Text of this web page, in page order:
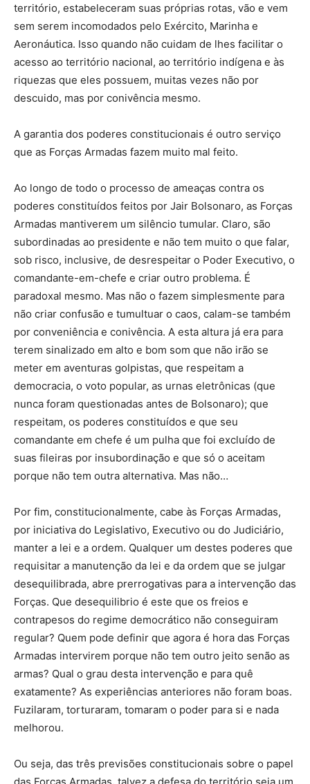
território, estabeleceram suas próprias rotas, vão e vem
sem serem incomodados pelo Exército, Marinha e
Aeronáutica. Isso quando não cuidam de lhes facilitar o
acesso ao território nacional, ao território indígena e às
riquezas que eles possuem, muitas vezes não por
descuido, mas por conivência mesmo.
A garantia dos poderes constitucionais é outro serviço
que as Forças Armadas fazem muito mal feito.
Ao longo de todo o processo de ameaças contra os
poderes constituídos feitos por Jair Bolsonaro, as Forças
Armadas mantiverem um silêncio tumular. Claro, são
subordinadas ao presidente e não tem muito o que falar,
sob risco, inclusive, de desrespeitar o Poder Executivo, o
comandante-em-chefe e criar outro problema. É
paradoxal mesmo. Mas não o fazem simplesmente para
não criar confusão e tumultuar o caos, calam-se também
por conveniência e conivência. A esta altura já era para
terem sinalizado em alto e bom som que não irão se
meter em aventuras golpistas, que respeitam a
democracia, o voto popular, as urnas eletrônicas (que
nunca foram questionadas antes de Bolsonaro); que
respeitam, os poderes constituídos e que seu
comandante em chefe é um pulha que foi excluído de
suas fileiras por insubordinação e que só o aceitam
porque não tem outra alternativa. Mas não…
Por fim, constitucionalmente, cabe às Forças Armadas,
por iniciativa do Legislativo, Executivo ou do Judiciário,
manter a lei e a ordem. Qualquer um destes poderes que
requisitar a manutenção da lei e da ordem que se julgar
desequilibrada, abre prerrogativas para a intervenção das
Forças. Que desequilibrio é este que os freios e
contrapesos do regime democrático não conseguiram
regular? Quem pode definir que agora é hora das Forças
Armadas intervirem porque não tem outro jeito senão as
armas? Qual o grau desta intervenção e para quê
exatamente? As experiências anteriores não foram boas.
Fuzilaram, torturaram, tomaram o poder para si e nada
melhorou.
Ou seja, das três previsões constitucionais sobre o papel